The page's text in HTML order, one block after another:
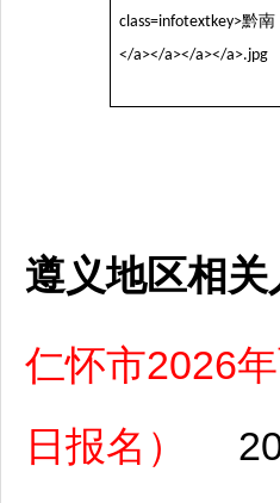
遵义地区相
仁怀市2026
日报名）